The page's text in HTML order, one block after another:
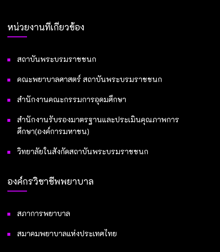
หน่วยงานที่เกี่ยวข้อง
สถาบันพระบรมราชชนก
คณะพยาบาลศาสตร์ สถาบันพระบรมราชชนก
สำนักงานคณะกรรมการอุดมศึกษา
สำนักงานรับรองมาตรฐานและประเมินคุณภาพการ
ศึกษา(องค์การมหาชน)
วิทยาลัยในสังกัดสถาบันพระบรมราชชนก
องค์กรวิชาชีพพยาบาล
สภาการพยาบาล
สมาคมพยาบาลแห่งประเทศไทย